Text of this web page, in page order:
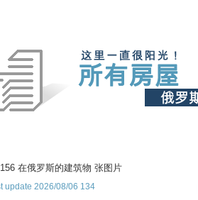
在俄罗斯的建筑物 张图片
update 2026/08/06 134